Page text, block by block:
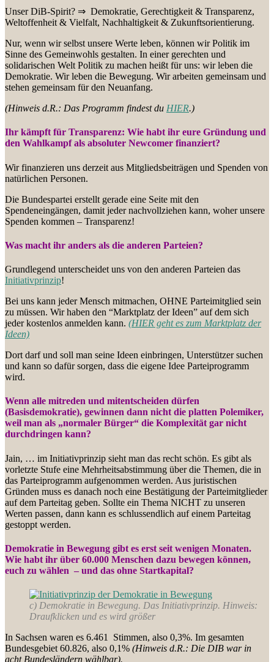
Unser DiB-Spirit? ⇒ Demokratie, Gerechtigkeit & Transparenz,
Weltoffenheit & Vielfalt, Nachhaltigkeit & Zukunftsorientierung.
Nur, wenn wir selbst unsere Werte leben, können wir Politik im
Sinne des Gemeinwohls gestalten. In einer gerechten und
solidarischen Welt Politik zu machen heißt für uns: wir leben die
Demokratie. Wir leben die Bewegung. Wir arbeiten gemeinsam und
stehen gemeinsam für den Neuanfang.
(Hinweis d.R.: Das Programm findest du HIER.)
Ihr kämpft für Transparenz: Wie habt ihr eure Gründung und
den Wahlkampf als absoluter Newcomer finanziert?
Wir finanzieren uns derzeit aus Mitgliedsbeiträgen und Spenden von
natürlichen Personen.
Die Bundespartei erstellt gerade eine Seite mit den
Spendeneingängen, damit jeder nachvollziehen kann, woher unsere
Spenden kommen – Transparenz!
Was macht ihr anders als die anderen Parteien?
Grundlegend unterscheidet uns von den anderen Parteien das
Initiativprinzip!
Bei uns kann jeder Mensch mitmachen, OHNE Parteimitglied sein
zu müssen. Wir haben den “Marktplatz der Ideen” auf dem sich
jeder kostenlos anmelden kann. (HIER geht es zum Marktplatz der
Ideen)
Dort darf und soll man seine Ideen einbringen, Unterstützer suchen
und kann so dafür sorgen, dass die eigene Idee Parteiprogramm
wird.
Wenn alle mitreden und mitentscheiden dürfen
(Basisdemokratie), gewinnen dann nicht die platten Polemiker,
weil man als „normaler Bürger“ die Komplexität gar nicht
durchdringen kann?
Jain, … im Initiativprinzip sieht man das recht schön. Es gibt als
vorletzte Stufe eine Mehrheitsabstimmung über die Themen, die in
das Parteiprogramm aufgenommen werden. Aus juristischen
Gründen muss es danach noch eine Bestätigung der Parteimitglieder
auf dem Parteitag geben. Sollte ein Thema NICHT zu unseren
Werten passen, dann kann es schlussendlich auf einem Parteitag
gestoppt werden.
Demokratie in Bewegung gibt es erst seit wenigen Monaten.
Wie habt ihr über 60.000 Menschen dazu bewegen können,
euch zu wählen – und das ohne Startkapital?
c) Demokratie in Bewegung. Das Initiativprinzip. Hinweis:
Draufklicken und es wird größer
In Sachsen waren es 6.461 Stimmen, also 0,3%. Im gesamten
Bundesgebiet 60.826, also 0,1% (Hinweis d.R.: Die DIB war in
acht Bundesländern wählbar).